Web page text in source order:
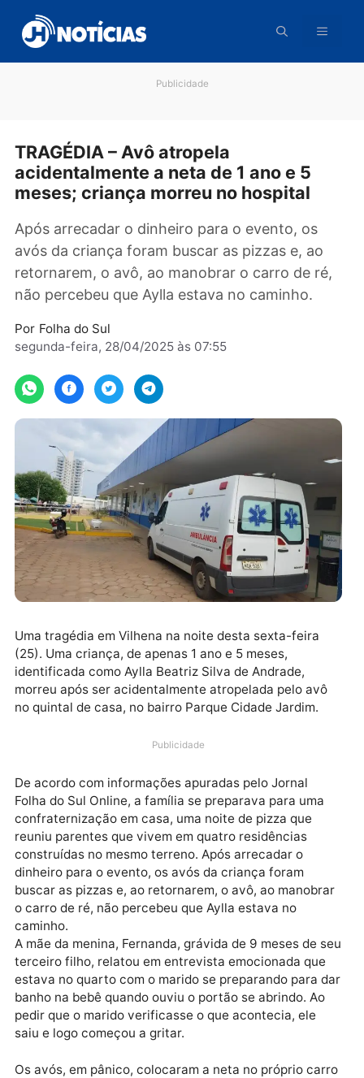
para
conteúdo
TRAGÉDIA – Avô atropela
acidentalmente a neta de 1 ano e 5
Após arrecadar o dinheiro para o evento, os
avós da criança foram buscar as pizzas e, ao
retornarem, o avô, ao manobrar o carro de
não percebeu que Aylla estava no caminho.
segunda-feira, 28/04/2025 às 07:55
Uma tragédia em Vilhena na noite desta sexta-feira
identificada como Aylla Beatriz Silva de Andrade,
no quintal de casa, no bairro Parque Cidade Jardim.
Publicidade
De acordo com informações apuradas pelo Jornal
Folha do Sul Online, a família se preparava para uma
confraternização em casa, uma noite de pizza que
reuniu parentes que vivem em quatro residências
construídas no mesmo terreno. Após arrecadar o
dinheiro para o evento, os avós da criança foram
buscar as pizzas e, ao retornarem, o avô, ao
o carro de ré, não percebeu que Aylla estava no
caminho.
terceiro filho, relatou em entrevista emocionada que